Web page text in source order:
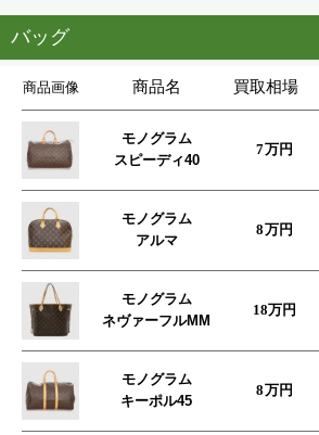
バッグ
商品画像 商品名 買取相場
モノグラム
スピーディ40
7万円
モノグラム
アルマ
8万円
モノグラム
ネヴァーフルMM
18万円
モノグラム
キーポル45
8万円